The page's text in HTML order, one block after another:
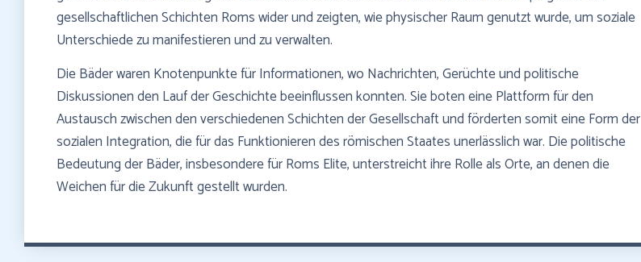
gesellschaftlichen Schichten Roms wider und zeigten, wie physischer Raum genutzt wurde, um soziale
Unterschiede zu manifestieren und zu verwalten.
Die Bäder waren Knotenpunkte für Informationen, wo Nachrichten, Gerüchte und politische
Diskussionen den Lauf der Geschichte beeinflussen konnten. Sie boten eine Plattform für den
Austausch zwischen den verschiedenen Schichten der Gesellschaft und förderten somit eine Form der
sozialen Integration, die für das Funktionieren des römischen Staates unerlässlich war. Die politische
Bedeutung der Bäder, insbesondere für Roms Elite, unterstreicht ihre Rolle als Orte, an denen die
Weichen für die Zukunft gestellt wurden.